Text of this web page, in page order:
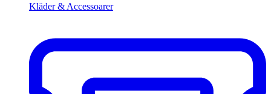
Kläder & Accessoarer